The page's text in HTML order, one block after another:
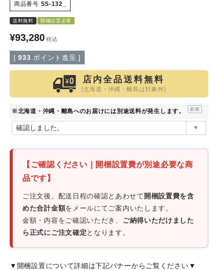
特定商取引法について
会社概要
よくある質問
お問い合わせ
商品番号 SS-132_
送料無料 開梱設置必要
¥93,280 税込
[ 933 ポイント進呈 ]
店内全品送料無料
(北海道・沖縄・離島は対象外)
※北海道・沖縄・離島へのお届けには別途送料が発生します。
須)
【ご確認ください｜開梱設置費が別途必要な商
品です】
ご注文後、配送日程の確認とあわせて 開梱設置費を含
めた合計金額をメールにてご案内いたします。
金額・内容をご確認いただき、 ご納得いただけました
ら正式にご注文確定となります。
▼開梱設置について詳細は下記バナーからご覧ください▼